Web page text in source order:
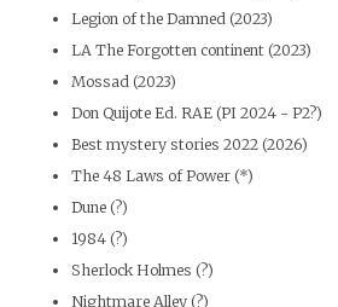
Legion of the Damned (2023)
LA The Forgotten continent (2023)
Mossad (2023)
Don Quijote Ed. RAE (PI 2024 - P2?)
Best mystery stories 2022 (2026)
The 48 Laws of Power (*)
Dune (?)
1984 (?)
Sherlock Holmes (?)
Nightmare Alley (?)